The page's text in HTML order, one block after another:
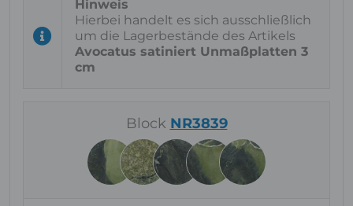
Hierbei handelt es sich ausschließlich
um die Lagerbestände des Artikels
Avocatus satiniert Unmaßplatten 3
cm
Block NR3839